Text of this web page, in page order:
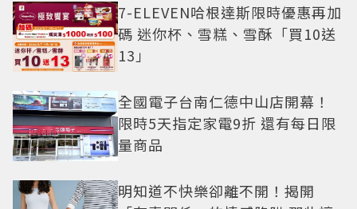
7-ELEVEN哈根達斯限時優惠再加
碼 迷你杯、雪糕、雪酥「買10送
13」
全國電子台南仁德中山店開幕！
限時5天指定家電9折 還有每日限
量商品
明知道不快樂卻離不開！揭開